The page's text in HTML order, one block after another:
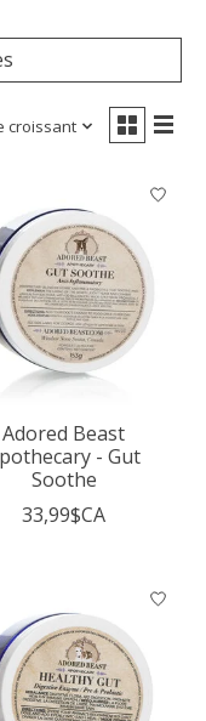
croissant
Adored Beast
- Gut
Soothe
33,99$CA